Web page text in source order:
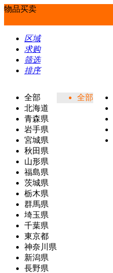
物品买卖
区域
求购
筛选
排序
全部
北海道
青森県
岩手県
宮城県
秋田県
山形県
福島県
茨城県
栃木県
群馬県
埼玉県
千葉県
東京都
神奈川県
新潟県
長野県
全部